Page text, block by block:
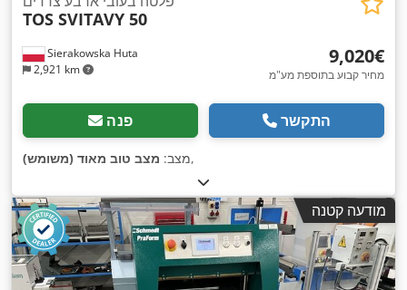
Sierakowska Huta
2,921 km
TOS SVITAVY 50
‏9,020 ‏€
מחיר קבוע בתוספת מע"מ
פנה התקשר
מצב: מצב טוב מאוד (משומש) ,
מודעה קטנה